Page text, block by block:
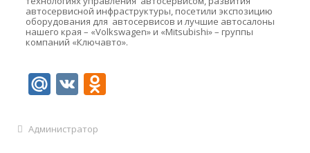
автосервисной инфраструктуры, посетили экспозицию
оборудования для автосервисов и лучшие автосалоны
нашего края – «Volkswagen» и «Mitsubishi» – группы
компаний «Ключавто».
Mail.Ru
VKOdnoklassniki
Администратор